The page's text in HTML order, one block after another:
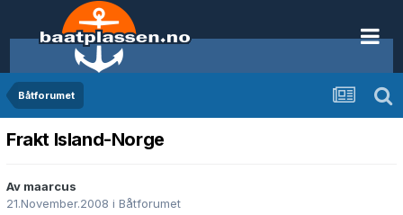
Båtforumet
Frakt Island-Norge
Av maarcus
21.November.2008 i Båtforumet